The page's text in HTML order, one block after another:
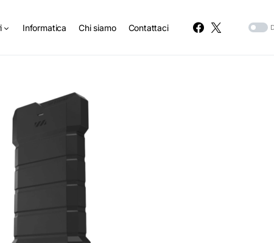
Informatica Chi siamo Contattaci